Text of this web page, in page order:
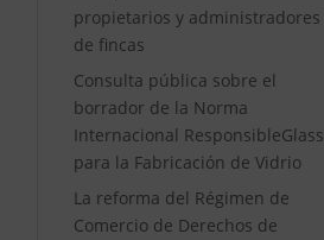
propietarios y administradores
de fincas
Consulta pública sobre el
borrador de la Norma
Internacional ResponsibleGlass
para la Fabricación de Vidrio
La reforma del Régimen de
Comercio de Derechos de